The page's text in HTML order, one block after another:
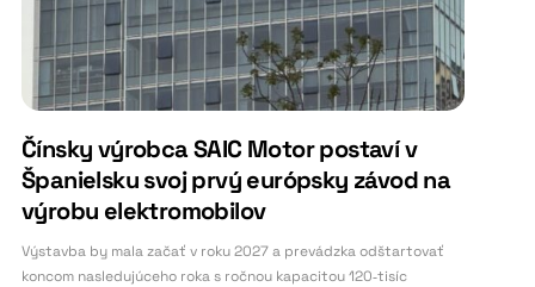
Čínsky výrobca SAIC Motor postaví v
Španielsku svoj prvý európsky závod na
výrobu elektromobilov
Výstavba by mala začať v roku 2027 a prevádzka odštartovať
koncom nasledujúceho roka s ročnou kapacitou 120‑tisíc